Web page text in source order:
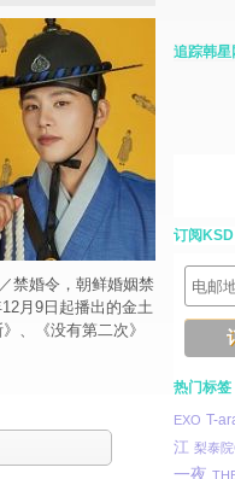
禁婚令，朝鲜婚姻禁
月9日起播出的金土
、《没有第二次》
追踪韩星
订阅KSD
热门标签
EXO T-
江 梨泰
一夜